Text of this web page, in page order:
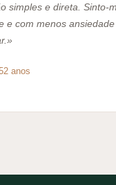
simples e direta. Sinto-
e com menos ansiedade
anos